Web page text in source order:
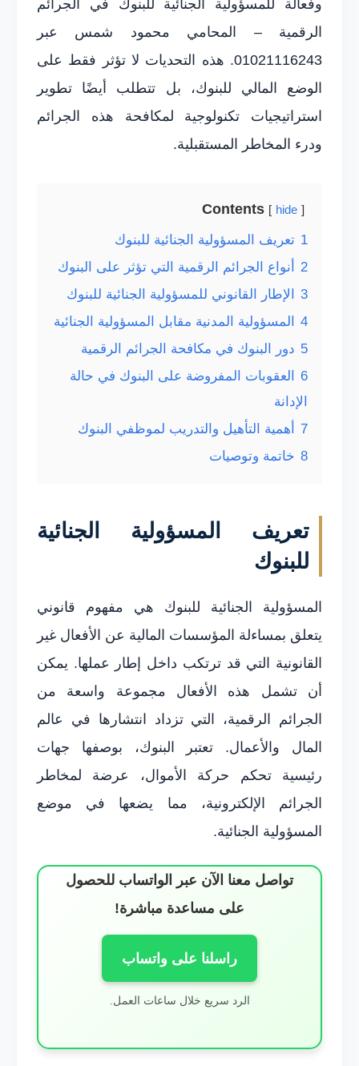
الرقمية – المحامي محمود شمس عبر
01021116243. هذه التحديات لا تؤثر فقط على
الوضع المالي للبنوك، بل تتطلب أيضًا تطوير
استراتيجيات تكنولوجية لمكافحة هذه الجرائم
ودرء المخاطر المستقبلية.
Contents hide
1 تعريف المسؤولية الجنائية للبنوك
2
أنواع الجرائم الرقمية التي تؤثر على البنوك
3
الإطار القانوني للمسؤولية الجنائية للبنوك
4
المسؤولية المدنية مقابل المسؤولية الجنائية
5 دور البنوك في مكافحة الجرائم الرقمية
6
العقوبات المفروضة على البنوك في حالة
الإدانة
7
أهمية التأهيل والتدريب لموظفي البنوك
8 خاتمة وتوصيات
تعريف المسؤولية الجنائية
للبنوك
المسؤولية الجنائية للبنوك هي مفهوم قانوني
يتعلق بمساءلة المؤسسات المالية عن الأفعال غير
القانونية التي قد ترتكب داخل إطار عملها. يمكن
أن تشمل هذه الأفعال مجموعة واسعة من
الجرائم الرقمية، التي تزداد انتشارها في عالم
المال والأعمال. تعتبر البنوك، بوصفها جهات
رئيسية تحكم حركة الأموال، عرضة لمخاطر
الجرائم الإلكترونية، مما يضعها في موضع
المسؤولية الجنائية.
تواصل معنا الآن عبر الواتساب للحصول
على مساعدة مباشرة!
راسلنا على واتساب
الرد سريع خلال ساعات العمل.